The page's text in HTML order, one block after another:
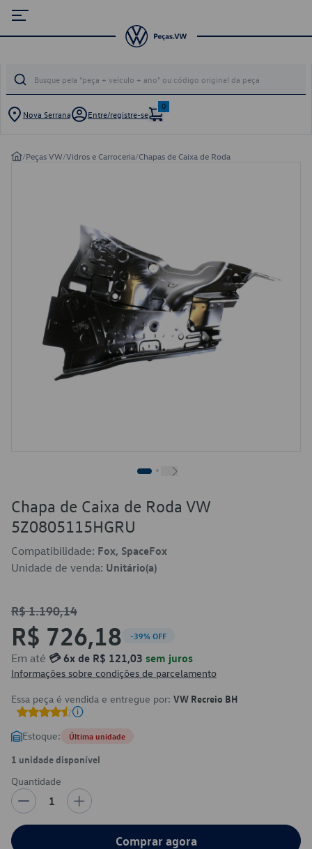
Nova Serrana Entre/registre-se
0
/Peças VW/Vidros e Carroceria/Chapas de Caixa de Roda
Chapa de Caixa de Roda VW
5Z0805115HGRU
Compatibilidade: Fox, SpaceFox
Unidade de venda: Unitário(a)
R$ 1.190,14
R$ 726,18 -39% OFF
Em até 💳 6x de R$ 121,03 sem juros
Informações sobre condições de parcelamento
Essa peça é vendida e entregue por: VW Recreio BH
Estoque: Última unidade
1 unidade disponível
Quantidade
1
Comprar agora